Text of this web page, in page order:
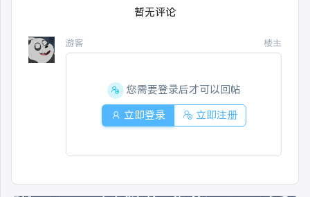
暂无评论
游客 楼主
您需要登录后才可以回帖
立即登录
立即注册